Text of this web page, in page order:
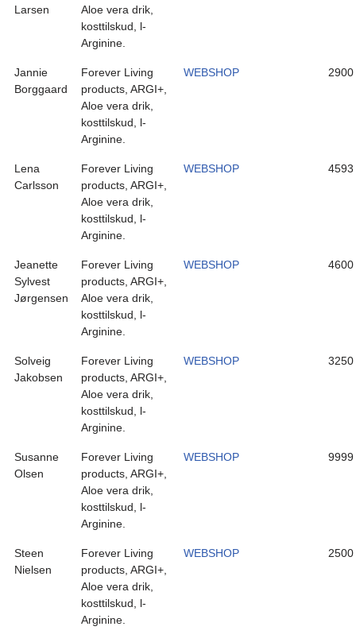
Larsen
Aloe vera drik,
kosttilskud, l-
Arginine.
Jannie
Borggaard
Forever Living
products, ARGI+,
Aloe vera drik,
kosttilskud, l-
Arginine.
WEBSHOP 2900
Lena
Carlsson
Forever Living
products, ARGI+,
Aloe vera drik,
kosttilskud, l-
Arginine.
WEBSHOP 4593
Jeanette
Sylvest
Jørgensen
Forever Living
products, ARGI+,
Aloe vera drik,
kosttilskud, l-
Arginine.
WEBSHOP 4600
Solveig
Jakobsen
Forever Living
products, ARGI+,
Aloe vera drik,
kosttilskud, l-
Arginine.
WEBSHOP 3250
Susanne
Olsen
Forever Living
products, ARGI+,
Aloe vera drik,
kosttilskud, l-
Arginine.
WEBSHOP 9999
Steen
Nielsen
Forever Living
products, ARGI+,
Aloe vera drik,
kosttilskud, l-
Arginine.
WEBSHOP 2500